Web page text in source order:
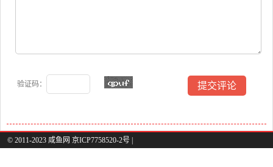
验证码：
© 2011-2023 咸鱼网 京ICP7758520-2号 |